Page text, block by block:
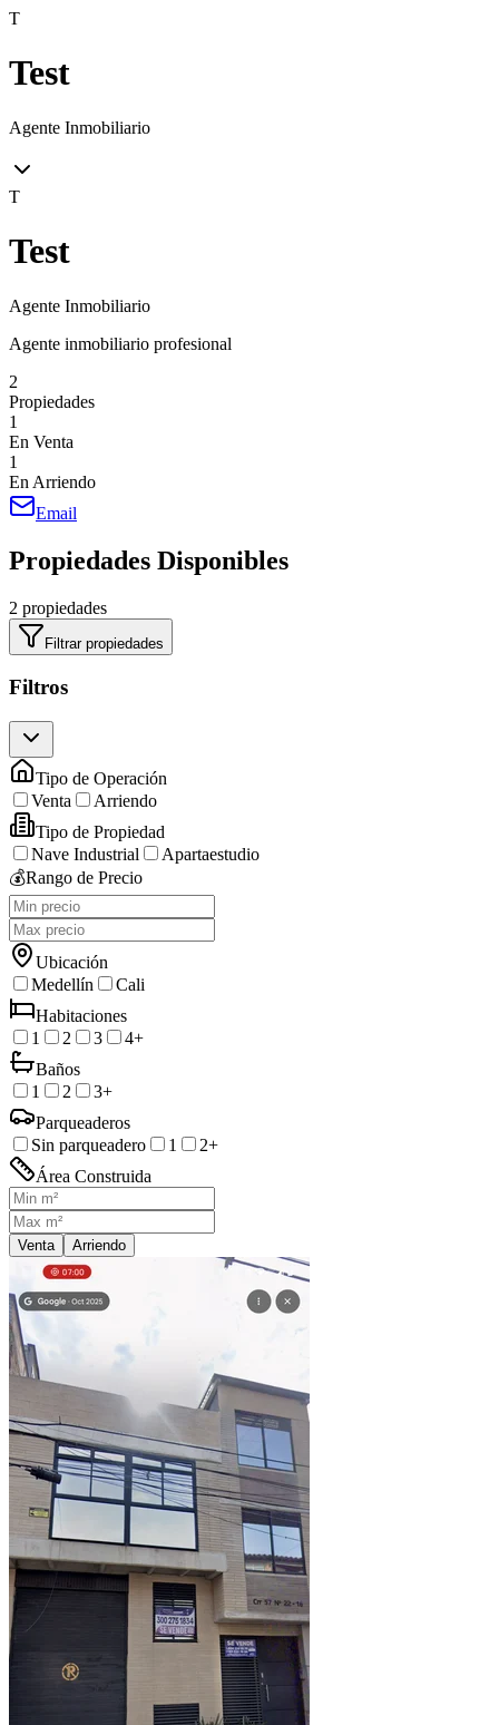
T
Test
Agente Inmobiliario
T
Test
Agente Inmobiliario
Agente inmobiliario profesional
2
Propiedades
1
En Venta
1
En Arriendo
Email
Propiedades Disponibles
2 propiedades
Filtrar propiedades
Filtros
Tipo de Operación
Venta
Arriendo
Tipo de Propiedad
Nave Industrial
Apartaestudio
💰Rango de Precio
Ubicación
Medellín
Cali
Habitaciones
1
2 3
4+
Baños
1
2
3+
Parqueaderos
Sin parqueadero
1
2+
Área Construida
Venta Arriendo